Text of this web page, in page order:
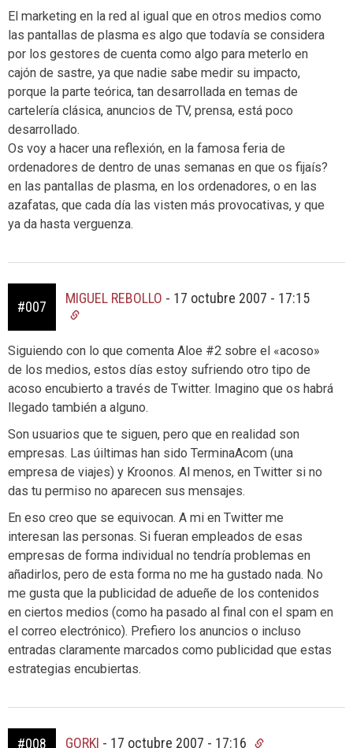
El marketing en la red al igual que en otros medios como
las pantallas de plasma es algo que todavía se considera
por los gestores de cuenta como algo para meterlo en
cajón de sastre, ya que nadie sabe medir su impacto,
porque la parte teórica, tan desarrollada en temas de
cartelería clásica, anuncios de TV, prensa, está poco
desarrollado.
Os voy a hacer una reflexión, en la famosa feria de
ordenadores de dentro de unas semanas en que os fijaís?
en las pantallas de plasma, en los ordenadores, o en las
azafatas, que cada día las visten más provocativas, y que
ya da hasta verguenza.
#007
MIGUEL REBOLLO - 17 octubre 2007 - 17:15
Siguiendo con lo que comenta Aloe #2 sobre el «acoso»
de los medios, estos días estoy sufriendo otro tipo de
acoso encubierto a través de Twitter. Imagino que os habrá
llegado también a alguno.
Son usuarios que te siguen, pero que en realidad son
empresas. Las úiltimas han sido TerminaAcom (una
empresa de viajes) y Kroonos. Al menos, en Twitter si no
das tu permiso no aparecen sus mensajes.
En eso creo que se equivocan. A mi en Twitter me
interesan las personas. Si fueran empleados de esas
empresas de forma individual no tendría problemas en
añadirlos, pero de esta forma no me ha gustado nada. No
me gusta que la publicidad de adueñe de los contenidos
en ciertos medios (como ha pasado al final con el spam en
el correo electrónico). Prefiero los anuncios o incluso
entradas claramente marcados como publicidad que estas
estrategias encubiertas.
#008 GORKI - 17 octubre 2007 - 17:16